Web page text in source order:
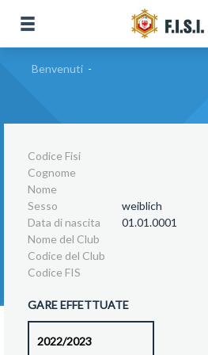
Benvenuti -
Codice Fisi
Cognome
Nome
Sesso
weiblich
Data di nascita
01.01.0001
Nome del Club
Codice del Club
Codice FIS
GARE EFFETTUATE